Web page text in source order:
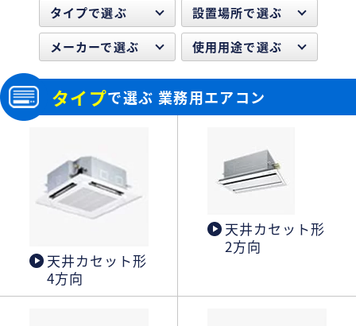
タイプで選ぶ 設置場所で選ぶ
メーカーで選ぶ 使用用途で選ぶ
タイプで選ぶ 業務用エアコン
天井カセット形
4方向
天井カセット形
2方向